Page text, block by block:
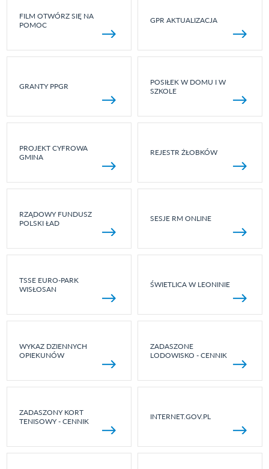
FILM OTWÓRZ SIĘ NA
POMOC
GPR AKTUALIZACJA
GRANTY PPGR
POSIŁEK W DOMU I W
SZKOLE
PROJEKT CYFROWA
GMINA
REJESTR ŻŁOBKÓW
RZĄDOWY FUNDUSZ
POLSKI ŁAD
SESJE RM ONLINE
TSSE EURO-PARK
WISŁOSAN
ŚWIETLICA W LEONINIE
WYKAZ DZIENNYCH
OPIEKUNÓW
ZADASZONE
LODOWISKO - CENNIK
ZADASZONY KORT
TENISOWY - CENNIK
INTERNET.GOV.PL